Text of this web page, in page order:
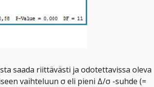
saada riittävästi ja odotettavissa oleva
vaihteluun σ eli pieni Δ/σ -suhde (=